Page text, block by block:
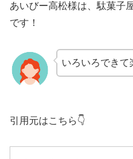
あいびー高松様は、駄菓子
です！
いろいろできて
引用元はこちら👇